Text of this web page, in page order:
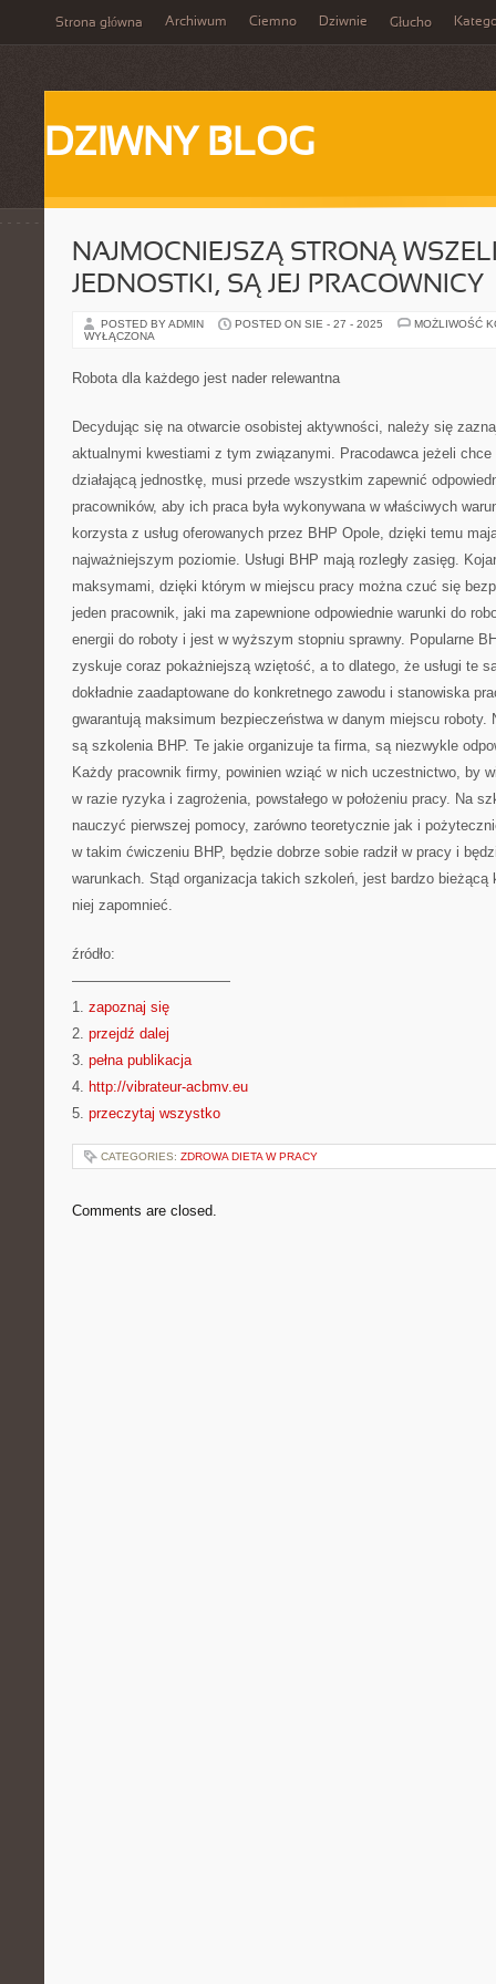
Strona główna Archiwum Ciemno Dziwnie Głucho
DZIWNY BLOG
NAJMOCNIEJSZĄ STRONĄ
JEDNOSTKI, SĄ JEJ PRACOWNICY
POSTED BY ADMIN POSTED ON SIE - 27 - 2025
MOŻLIWOŚĆ
WYŁĄCZONA
Robota dla każdego jest nader relewantna
Decydując się na otwarcie osobistej aktywności, należy się
aktualnymi kwestiami z tym związanymi. Pracodawca jeżeli
działającą jednostkę, musi przede wszystkim zapewnić
pracowników, aby ich praca była wykonywana w właściwych
korzysta z usług oferowanych przez BHP Opole, dzięki temu
najważniejszym poziomie. Usługi BHP mają rozległy zasięg.
maksymami, dzięki którym w miejscu pracy można czuć się
jeden pracownik, jaki ma zapewnione odpowiednie warunki do
energii do roboty i jest w wyższym stopniu sprawny. Popularne
zyskuje coraz pokażniejszą wziętość, a to dlatego, że usługi te
dokładnie zaadaptowane do konkretnego zawodu i stanowiska
gwarantują maksimum bezpieczeństwa w danym miejscu roboty.
są szkolenia BHP. Te jakie organizuje ta firma, są niezwykle
Każdy pracownik firmy, powinien wziąć w nich uczestnictwo, by
w razie ryzyka i zagrożenia, powstałego w położeniu pracy. Na
nauczyć pierwszej pomocy, zarówno teoretycznie jak i
w takim ćwiczeniu BHP, będzie dobrze sobie radził w pracy i
warunkach. Stąd organizacja takich szkoleń, jest bardzo bieżącą
niej zapomnieć.
źródło:
———————————
1. zapoznaj się
2. przejdź dalej
3. pełna publikacja
4. http://vibrateur-acbmv.eu
5. przeczytaj wszystko
CATEGORIES: ZDROWA DIETA W PRACY
Comments are closed.